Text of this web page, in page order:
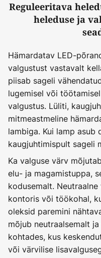
Reguleeritava
heleduse ja
Hämardatav LED-
valgustust vastavalt
piisab sageli
lugemisel või
valgustus. Lüliti,
mitmeastmeline
lambiga. Kui lamp asub
kaugjuhtimispult sageli
Ka valguse värv
elu- ja magamistuppa,
kodusemalt.
kontoris või töökohal,
oleksid paremini
mõjub neutraalsemalt
kohtades, kus
või värvilise